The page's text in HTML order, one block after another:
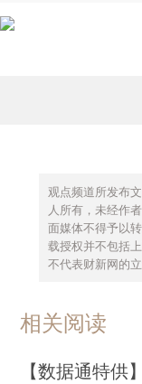
观点频道所发布
人所有，未经作
面媒体不得予以
载授权并不包括
不代表财新网的立
相关阅读
【数据通特